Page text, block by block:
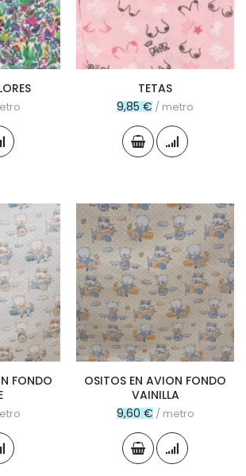
TETAS
9,85 € / metro
FONDO
OSITOS EN AVION FONDO
VAINILLA
9,60 € / metro